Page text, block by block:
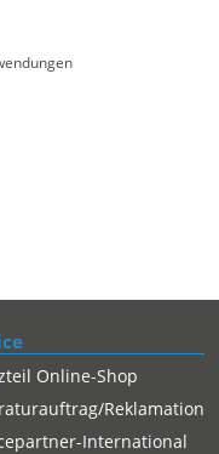
Online-Shop
Reklamation
International